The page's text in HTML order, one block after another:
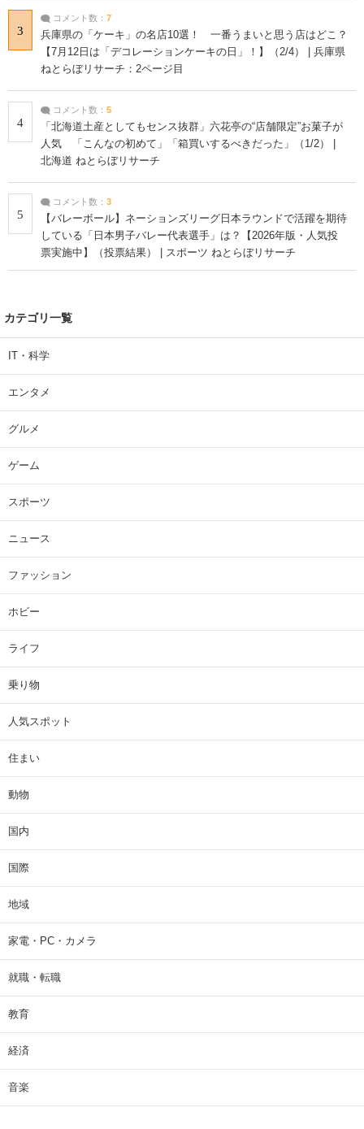
3
コメント数： 7
兵庫県の「ケーキ」の名店10選！ 一番うまいと思う店はどこ？
【7月12日は「デコレーションケーキの日」！】（2/4） | 兵庫県
ねとらぼリサーチ：2ページ目
4
コメント数： 5
「北海道土産としてもセンス抜群」六花亭の“店舗限定”お菓子が
人気 「こんなの初めて」「箱買いするべきだった」（1/2） |
北海道 ねとらぼリサーチ
5
コメント数： 3
【バレーボール】ネーションズリーグ日本ラウンドで活躍を期待
している「日本男子バレー代表選手」は？【2026年版・人気投
票実施中】（投票結果） | スポーツ ねとらぼリサーチ
カテゴリ一覧
IT・科学
エンタメ
グルメ
ゲーム
スポーツ
ニュース
ファッション
ホビー
ライフ
乗り物
人気スポット
住まい
動物
国内
国際
地域
家電・PC・カメラ
就職・転職
教育
経済
音楽